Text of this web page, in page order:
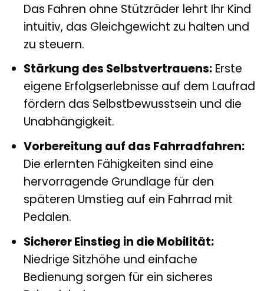
Das Fahren ohne Stützräder lehrt Ihr Kind
intuitiv, das Gleichgewicht zu halten und
zu steuern.
Stärkung des Selbstvertrauens:Erste
eigene Erfolgserlebnisse auf dem Laufrad
fördern das Selbstbewusstsein und die
Unabhängigkeit.
Vorbereitung auf das Fahrradfahren:
Die erlernten Fähigkeiten sind eine
hervorragende Grundlage für den
späteren Umstieg auf ein Fahrrad mit
Pedalen.
Sicherer Einstieg in die Mobilität:
Niedrige Sitzhöhe und einfache
Bedienung sorgen für ein sicheres